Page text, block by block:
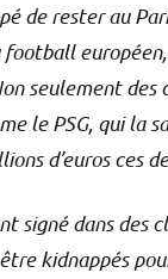
de rester au
football
seulement des
le PSG, qui la
d’euros ces
signé dans des
kidnappés